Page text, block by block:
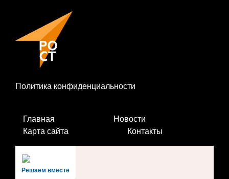
Политика конфиденциальности
Главная
Новости
Карта сайта
Контакты
Решаем вместе